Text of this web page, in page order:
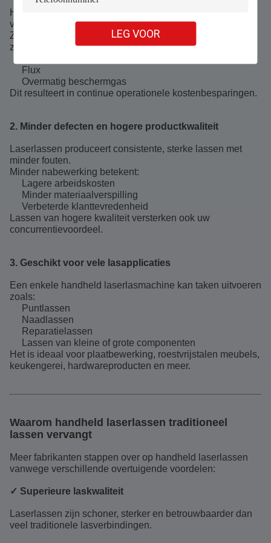
LEG VOOR
Handheld laserlassers verbruiken minder energie in
vergelijking met veel conventionele lasprocessen.
Ze verminderen ook de behoefte aan verbruiksartikelen
zoals:
Flux
Overmatig beschermgas
Dit resulteert in continue operationele kostenbesparingen.
2. Minder defecten en hogere productkwaliteit
Laserlassen produceert consistente, sterke lassen met
minder fouten.
Minder nabewerking betekent:
Lagere arbeidskosten
Minder materiaalverspilling
Verbeterde klanttevredenheid
Lassen van hogere kwaliteit versterken ook uw
concurrentievoordeel.
3. Geschikt voor vele lasapplicaties
Een enkele handheld laserlasmachine kan taken uitvoeren
zoals:
Puntlassen
Naadlassen
Reparatielassen
Lassen van kleine of grote componenten
Het is ideaal voor plaatbewerking, roestvrijstalen meubels,
keukengerei, hardwareproducten en meer.
Waarom handheld laserlassen traditioneel
lassen vervangt
Meer fabrikanten stappen over op handheld laserlassen
vanwege verschillende overtuigende voordelen:
✓ Superieure laskwaliteit
Laserlassen zijn schoner, sterker en betrouwbaarder dan
veel traditionele lasverbindingen.